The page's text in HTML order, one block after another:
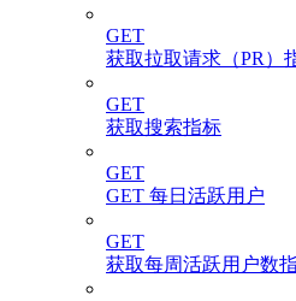
GET
获取拉取请求（PR）
GET
获取搜索指标
GET
GET 每日活跃用户
GET
获取每周活跃用户数